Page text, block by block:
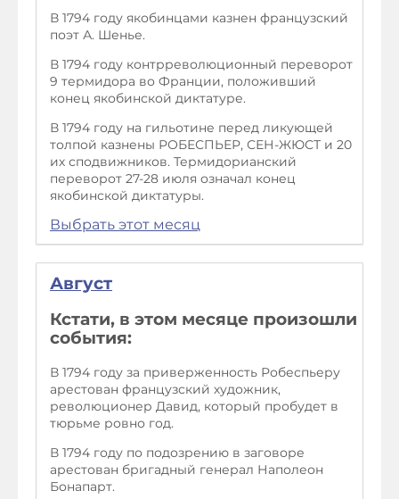
В 1794 году якобинцами казнен французский
поэт А. Шенье.
В 1794 году контрреволюционный переворот
9 термидора во Франции, положивший
конец якобинской диктатуре.
В 1794 году на гильотине перед ликующей
толпой казнены РОБЕСПЬЕР, СЕН-ЖЮСТ и 20
их сподвижников. Термидорианский
переворот 27-28 июля означал конец
якобинской диктатуры.
Выбрать этот месяц
Август
Кстати, в этом месяце произошли
события:
В 1794 году за приверженность Робеспьеру
арестован французский художник,
революционер Давид, который пробудет в
тюрьме ровно год.
В 1794 году по подозрению в заговоре
арестован бригадный генерал Наполеон
Бонапарт.